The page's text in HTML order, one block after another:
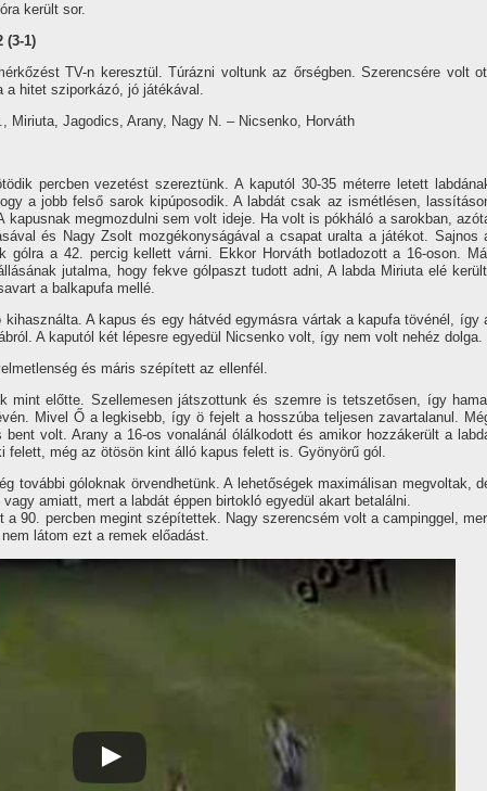
került sor.
(3-1)
TV-n keresztül. Túrázni voltunk az őrségben. Szerencsére volt
a hitet sziporkázó, jó játékával.
Miriuta, Jagodics, Arany, Nagy N. – Nicsenko, Horváth
percben vezetést szereztünk. A kaputól 30-35 méterre letett
a jobb felső sarok kipúposodik. A labdát csak az ismétlésen,
kapusnak megmozdulni sem volt ideje. Ha volt is pókháló a sarokban,
és Nagy Zsolt mozgékonyságával a csapat uralta a játékot. Sajnos
gólra a 42. percig kellett várni. Ekkor Horváth botladozott a 16-oson.
jutalma, hogy fekve gólpaszt tudott adni, A labda Miriuta elé
a balkapufa mellé.
A kapus és egy hátvéd egymásra vártak a kapufa tövénél, í­gy
A kaputól két lépesre egyedül Nicsenko volt, í­gy nem volt nehéz dolga.
és máris szépí­tett az ellenfél.
mint előtte. Szellemesen játszottunk és szemre is tetszetősen, í­gy
Mivel Ő a legkisebb, í­gy ö fejelt a hosszúba teljesen zavartalanul.
volt. Arany a 16-os vonalánál ólálkodott és amikor hozzákerült a
felett, még az ötösön kint álló kapus felett is. Gyönyörű gól.
további góloknak örvendhetünk. A lehetőségek maximálisan megvoltak,
amiatt, mert a labdát éppen birtokló egyedül akart betalálni.
a 90. percben megint szépí­tettek. Nagy szerencsém volt a campinggel,
látom ezt a remek előadást.